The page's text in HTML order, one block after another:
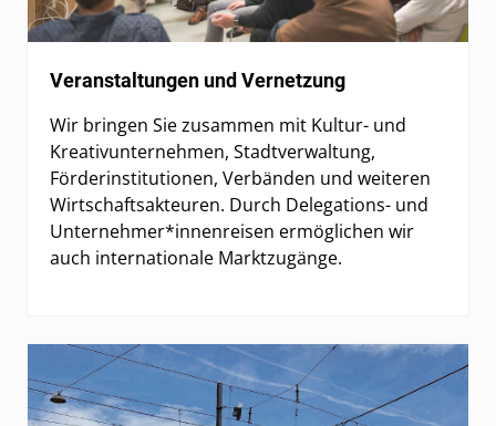
Veranstaltungen und Vernetzung
Wir bringen Sie zusammen mit Kultur- und
Kreativunternehmen, Stadtverwaltung,
Förderinstitutionen, Verbänden und weiteren
Wirtschaftsakteuren. Durch Delegations- und
Unternehmer*innenreisen ermöglichen wir
auch internationale Marktzugänge.